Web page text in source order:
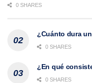
0 SHARES
¿Cuánto dura
0 SHARES
¿En qué
0 SHARES